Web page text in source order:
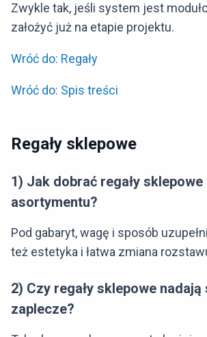
Zwykle tak, jeśli system jest
założyć już na etapie projektu.
Wróć do: Regały
Wróć do: Spis treści
Regały sklepowe
1) Jak dobrać regały sklepowe
asortymentu?
Pod gabaryt, wagę i sposób
też estetyka i łatwa zmiana
2) Czy regały sklepowe nadają
zaplecze?